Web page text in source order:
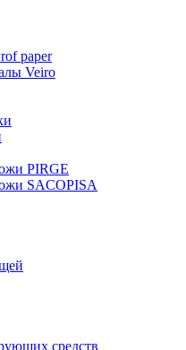
paper
Veiro
PIRGE
SACOPISA
средств